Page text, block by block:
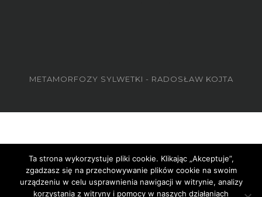
METAMORFOZY SYLWETKI - RADOSŁAW KOJTA
Ta strona wykorzystuje pliki cookie. Klikając „Akceptuje”,
zgadzasz się na przechowywanie plików cookie na swoim
urządzeniu w celu usprawnienia nawigacji w witrynie, analizy
korzystania z witryny i pomocy w naszych działaniach